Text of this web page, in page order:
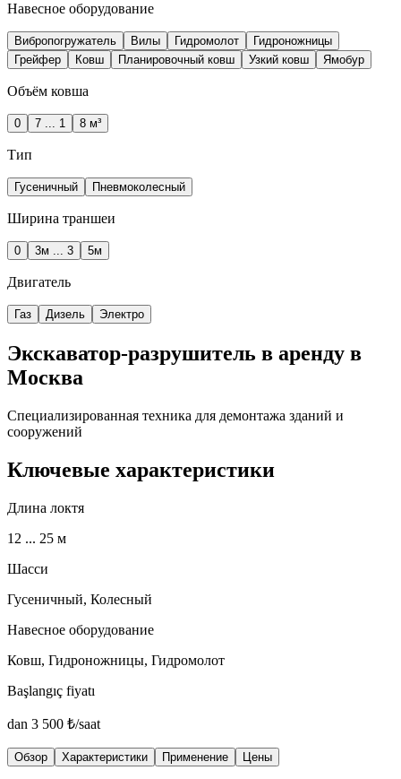
Навесное оборудование
Вибропогружатель Вилы Гидромолот
Гидроножницы
Грейфер
Ковш Планировочный ковш Узкий ковш Ямобур
Объём ковша
0 7 ... 1 8 м³
Тип
Гусеничный Пневмоколесный
Ширина траншеи
0 3м ... 3 5м
Двигатель
Газ Дизель Электро
Экскаватор-разрушитель в аренду в
Москва
Специализированная техника для демонтажа зданий и
сооружений
Ключевые характеристики
Длина локтя
12 ... 25 м
Шасси
Гусеничный, Колесный
Навесное оборудование
Ковш, Гидроножницы, Гидромолот
Başlangıç fiyatı
dan 3 500 ₺/saat
Обзор Характеристики Применение Цены